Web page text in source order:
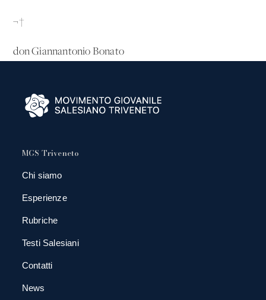
¬†
don Giannantonio Bonato
MGS Triveneto
Chi siamo
Esperienze
Rubriche
Testi Salesiani
Contatti
News